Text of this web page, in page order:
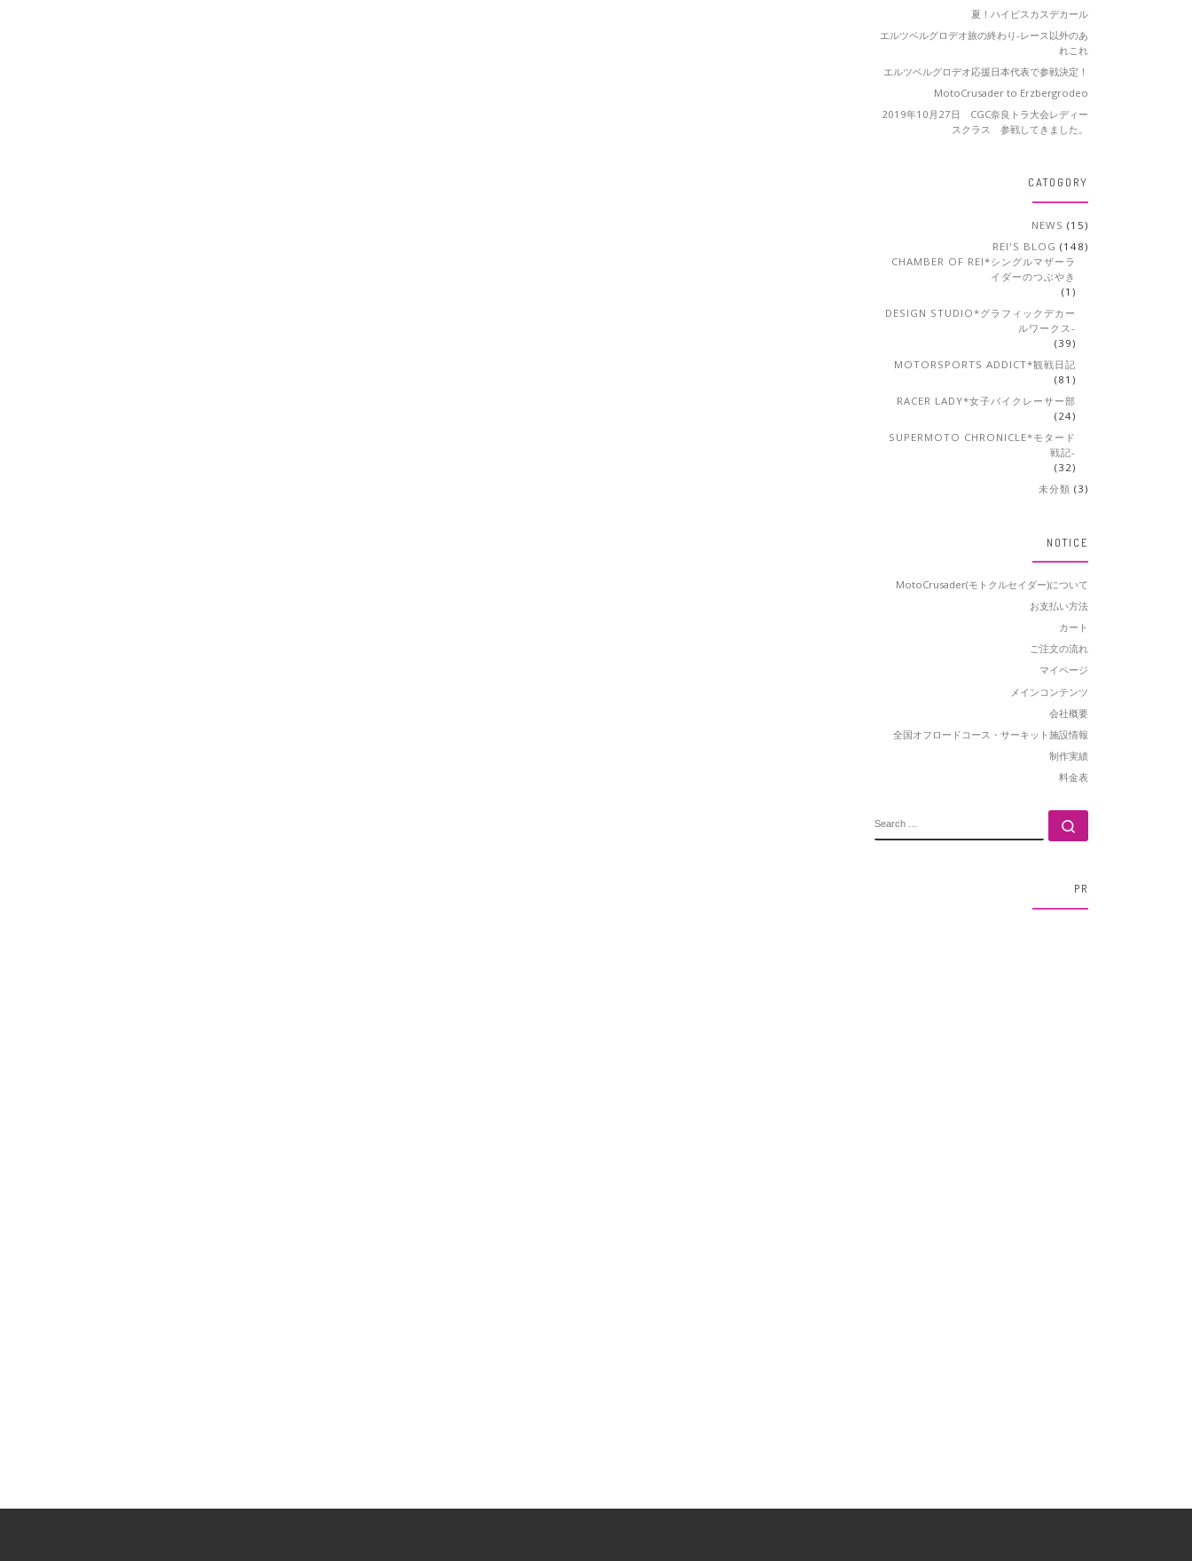
夏！ハイビスカスデカール
エルツベルグロデオ旅の終わり-レース以外のあ
れこれ
エルツベルグロデオ応援日本代表で参戦決定！
MotoCrusader to Erzbergrodeo
2019年10月27日 CGC奈良トラ大会レディー
スクラス 参戦してきました。
CATOGORY
NEWS (15)
REI'S BLOG (148)
CHAMBER OF REI*シングルマザーラ
イダーのつぶやき
(1)
DESIGN STUDIO*グラフィックデカー
ルワークス-
(39)
MOTORSPORTS ADDICT*観戦日記
(81)
RACER LADY*女子バイクレーサー部
(24)
SUPERMOTO CHRONICLE*モタード
戦記-
(32)
未分類 (3)
NOTICE
MotoCrusader(モトクルセイダー)について
お支払い方法
カート
ご注文の流れ
マイページ
メインコンテンツ
会社概要
全国オフロードコース・サーキット施設情報
制作実績
料金表
PR